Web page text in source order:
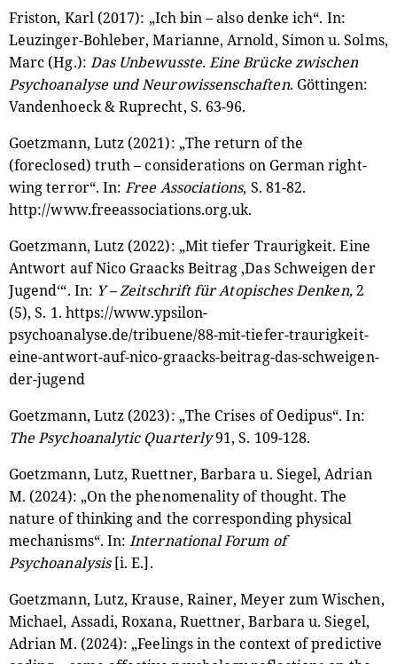
Friston, Karl (2017): „Ich bin – also denke ich“. In:
Leuzinger-Bohleber, Marianne, Arnold, Simon u. Solms,
Marc (Hg.): Das Unbewusste. Eine Brücke zwischen
Psychoanalyse und Neurowissenschaften. Göttingen:
Vandenhoeck & Ruprecht, S. 63-96.
Goetzmann, Lutz (2021): „The return of the
(foreclosed) truth – considerations on German right-
wing terror“. In:Free Associations, S. 81-82.
http://www.freeassociations.org.uk.
Goetzmann, Lutz (2022): „Mit tiefer Traurigkeit. Eine
Antwort auf Nico Graacks Beitrag ‚Das Schweigen der
Jugend‘“. In: Y – Zeitschrift für Atopisches Denken,2
(5), S. 1. https://www.ypsilon-
psychoanalyse.de/tribuene/88-mit-tiefer-traurigkeit-
eine-antwort-auf-nico-graacks-beitrag-das-schweigen-
der-jugend
Goetzmann, Lutz (2023): „The Crises of Oedipus“. In:
The Psychoanalytic Quarterly91, S. 109-128.
Goetzmann, Lutz, Ruettner, Barbara u. Siegel, Adrian
M. (2024): „On the phenomenality of thought. The
nature of thinking and the corresponding physical
mechanisms“. In:International Forum of
Psychoanalysis[i. E.].
Goetzmann, Lutz, Krause, Rainer, Meyer zum Wischen,
Michael, Assadi, Roxana, Ruettner, Barbara u. Siegel,
Adrian M. (2024): „Feelings in the context of predictive